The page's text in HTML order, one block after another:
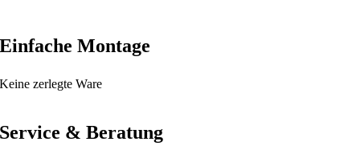
Einfache Montage
Keine zerlegte Ware
Service & Beratung